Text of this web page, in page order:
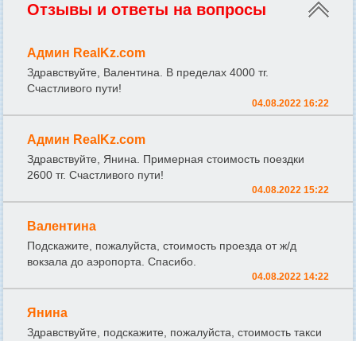
Отзывы и ответы на вопросы
Админ RealKz.com
Здравствуйте, Валентина. В пределах 4000 тг.
Счастливого пути!
04.08.2022 16:22
Админ RealKz.com
Здравствуйте, Янина. Примерная стоимость поездки
2600 тг. Счастливого пути!
04.08.2022 15:22
Валентина
Подскажите, пожалуйста, стоимость проезда от ж/д
вокзала до аэропорта. Спасибо.
04.08.2022 14:22
Янина
Здравствуйте, подскажите, пожалуйста, стоимость такси